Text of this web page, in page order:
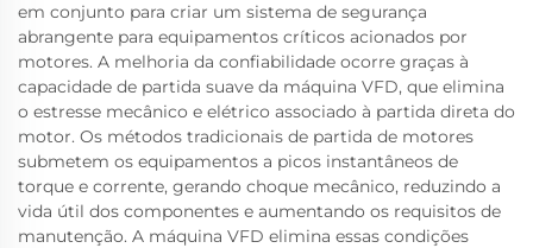
em conjunto para criar um sistema de segurança
abrangente para equipamentos críticos acionados por
motores. A melhoria da confiabilidade ocorre graças à
capacidade de partida suave da máquina VFD, que elimina
o estresse mecânico e elétrico associado à partida direta do
motor. Os métodos tradicionais de partida de motores
submetem os equipamentos a picos instantâneos de
torque e corrente, gerando choque mecânico, reduzindo a
vida útil dos componentes e aumentando os requisitos de
manutenção. A máquina VFD elimina essas condições